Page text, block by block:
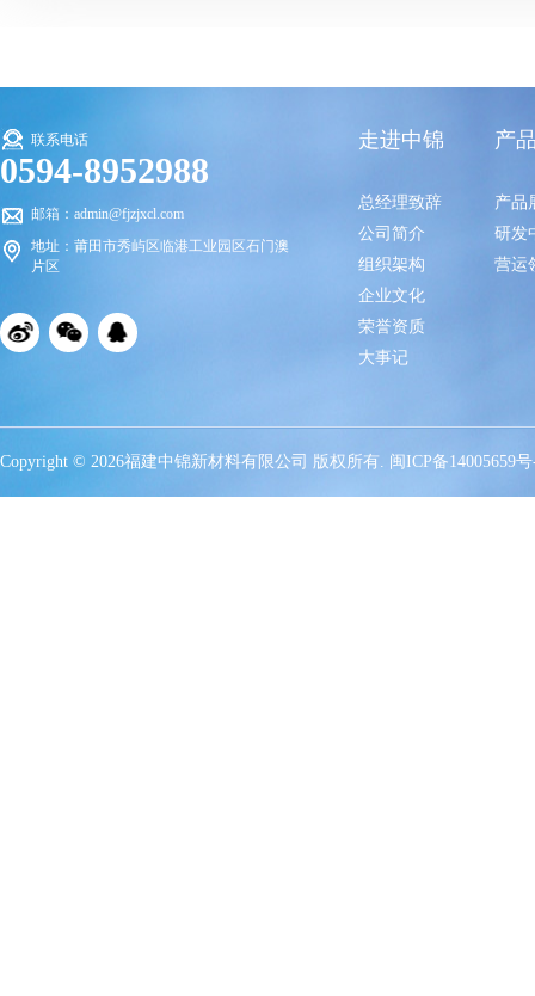
联系电话
0594-8952988
邮箱：admin@fjzjxcl.com
地址：莆田市秀屿区临港工业园区石门澳
片区
走进中锦
总经理致辞
公司简介
组织架构
企业文化
荣誉资质
大事记
产
产品
研发
营运
Copyright © 2026福建中锦新材料有限公司 版权所有. 闽ICP备14005659